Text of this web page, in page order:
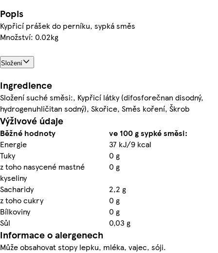
Popis
Kypřicí prášek do perníku, sypká směs
Množství: 0.02kg
Složení
Ingredience
Složení suché směsi:, Kypřicí látky (difosforečnan disodný,
hydrogenuhličitan sodný), Skořice, Směs koření, Škrob
Výživové údaje
Běžné hodnoty
ve 100 g sypké směsi:
Energie
37 kJ/9 kcal
Tuky
0 g
z toho nasycené mastné
kyseliny
0 g
Sacharidy
2,2 g
z toho cukry
0 g
Bílkoviny
0 g
Sůl
0,03 g
Informace o alergenech
Může obsahovat stopy lepku, mléka, vajec, sóji.